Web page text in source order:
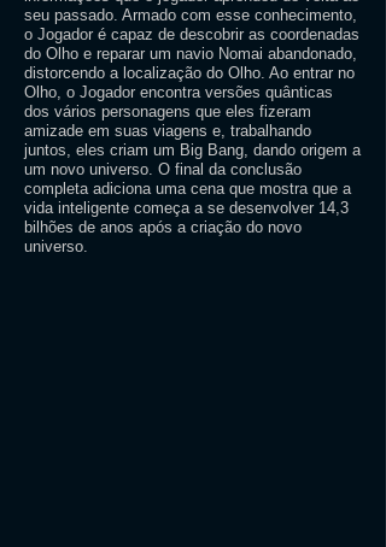
seu passado. Armado com esse conhecimento,
o Jogador é capaz de descobrir as coordenadas
do Olho e reparar um navio Nomai abandonado,
distorcendo a localização do Olho. Ao entrar no
Olho, o Jogador encontra versões quânticas
dos vários personagens que eles fizeram
amizade em suas viagens e, trabalhando
juntos, eles criam um Big Bang, dando origem a
um novo universo. O final da conclusão
completa adiciona uma cena que mostra que a
vida inteligente começa a se desenvolver 14,3
bilhões de anos após a criação do novo
universo.